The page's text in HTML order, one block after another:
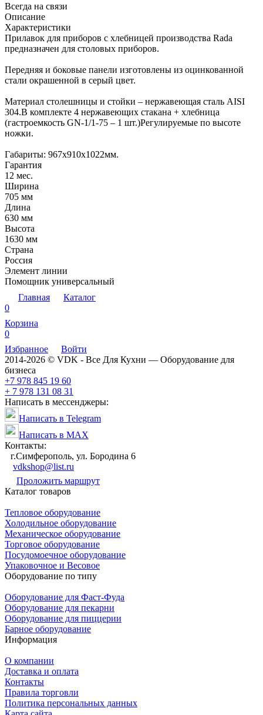
Всегда на связи
Описание
Характеристики
Прилавок для приборов с хлебницей производства Rada
предназначен для столовых приборов.
Передняя и боковые панели изготовлены из оцинкованной
стали окрашенной в серый цвет.
Материал столешницы и стойки – нержавеющая сталь AISI
304.В комплекте 4 нержавеющих стакана + хлебница
(гастроемкость GN-1/1-75 – 1 шт.)Регулируемые по высоте
ножки.
Габариты: 967х910х1022мм.
Гарантия
12 мес.
Ширина
705 мм
Длина
630 мм
Высота
1630 мм
Страна
Россия
Элемент линии
Помощник универсальный
Главная
Каталог
0
Корзина
0
Избранное
Войти
2014-2026 © VDK - Все Для Кухни — Оборудование для
бизнеса
+7 978 845 19 60
+ 7 978 131 08 31
Написать в мессенджеры:
Написать в Telegram
Написать в MAX
Контакты:
г.Симферополь, ул. Бородина 6
vdkshop@list.ru
Проложить маршрут
Каталог товаров
Тепловое оборудование
Холодильное оборудование
Механическое оборудование
Торговое оборудование
Посудомоечное оборудование
Упаковочное и Весовое
Оборудование по типу
Оборудование для Фаст-Фуда
Оборудование для пекарни
Оборудование для пиццерии
Барное оборудование
Информация
О компании
Доставка и оплата
Контакты
Правила торговли
Политика персональных данных